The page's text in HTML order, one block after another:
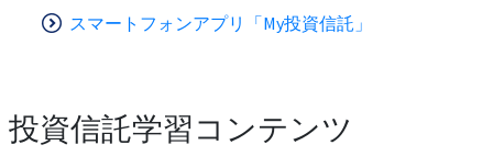
スマートフォンアプリ「My投資信託」
投資信託学習コンテンツ